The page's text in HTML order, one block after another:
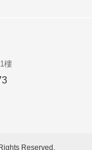
樓
Reserved.